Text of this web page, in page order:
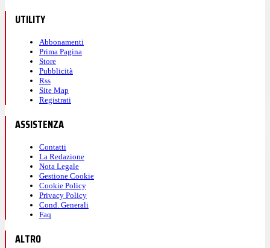
UTILITY
Abbonamenti
Prima Pagina
Store
Pubblicità
Rss
Site Map
Registrati
ASSISTENZA
Contatti
La Redazione
Nota Legale
Gestione Cookie
Cookie Policy
Privacy Policy
Cond. Generali
Faq
ALTRO